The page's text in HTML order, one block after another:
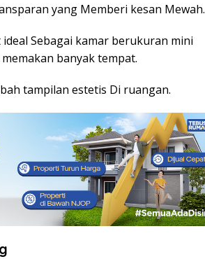
yang Memberi kesan Mewah.
Sebagai kamar berukuran mini
banyak tempat.
tampilan estetis Di ruangan.